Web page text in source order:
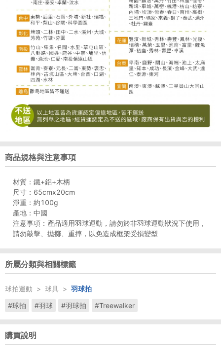
商品規格與注意事項
材質：鐵+鋁+木柄
尺寸：65cmx20cm
淨重：約100g
產地：中國
注意事項：產品適用羽球運動，請勿於非羽球運動狀況下使用，
請勿敲擊、拋擲、重摔，以免造成框架受損變型
所屬分類與相關標籤
球拍運動 > 球具 > 羽球拍
#球拍
#羽球 #羽球拍 #Treewalker
購買說明